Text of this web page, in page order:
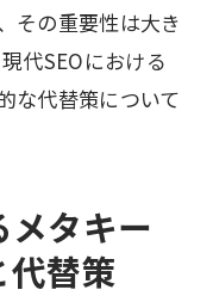
その重要性は大き
代SEOにおける
な代替策について
タキー
代替策